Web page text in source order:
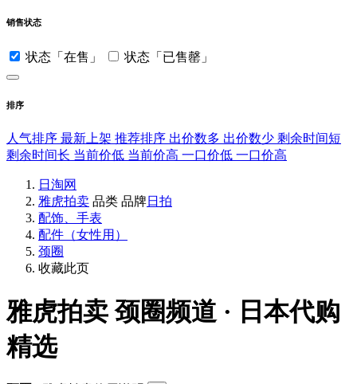
销售状态
状态「在售」 状态「已售罄」
排序
人气排序 最新上架 推荐排序 出价数多 出价数少 剩余时间短
剩余时间长 当前价低 当前价高 一口价低 一口价高
日淘网
雅虎拍卖 品类 品牌日拍
配饰、手表
配件（女性用）
颈圈
收藏此页
雅虎拍卖颈圈频道 · 日本代购
精选